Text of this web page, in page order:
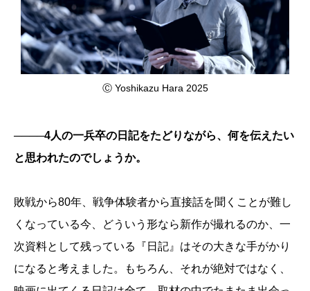
Ⓒ Yoshikazu Hara 2025
────4人の一兵卒の日記をたどりながら、何を伝えたい
と思われたのでしょうか。
敗戦から80年、戦争体験者から直接話を聞くことが難し
くなっている今、どういう形なら新作が撮れるのか、一
次資料として残っている『日記』はその大きな手がかり
になると考えました。もちろん、それが絶対ではなく、